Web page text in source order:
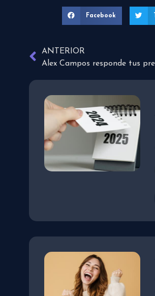
Facebook
ANTERIOR